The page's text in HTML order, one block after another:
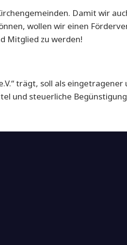
Damit wir
wollen wir einen
Mitglied zu werden!
trägt, soll als eingetragener
und steuerliche